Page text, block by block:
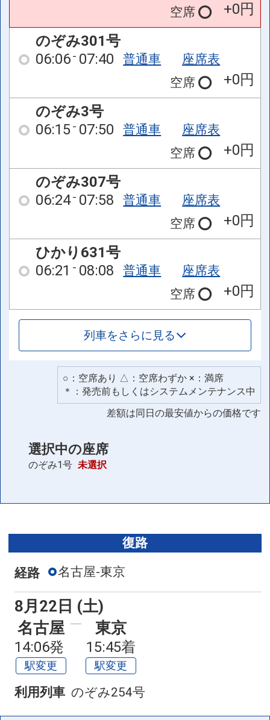
空席
+0円
のぞみ301号
06:06 07:40 普通車
座席表
空席
+0円
のぞみ3号
06:15 07:50 普通車
座席表
空席
+0円
のぞみ307号
06:24 07:58 普通車
座席表
空席
+0円
ひかり631号
06:21
08:08 普通車
座席表
空席
+0円
列車をさらに見る
○：空席あり △：空席わずか ×：満席
＊：発売前もしくはシステムメンテナンス中
差額は同日の最安値からの価格です
選択中の座席
のぞみ1号 未選択
復路
経路 名古屋-東京
8月22日 (土)
名古屋
14:06発
駅変更
東京
15:45着
駅変更
利用列車 のぞみ254号